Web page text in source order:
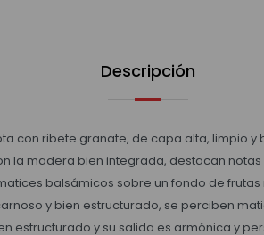
Descripción
con ribete granate, de capa alta, limpio y
la madera bien integrada, destacan
balsámicos sobre un fondo de frutas
y bien estructurado, se perciben
estructurado y su salida es armónica y